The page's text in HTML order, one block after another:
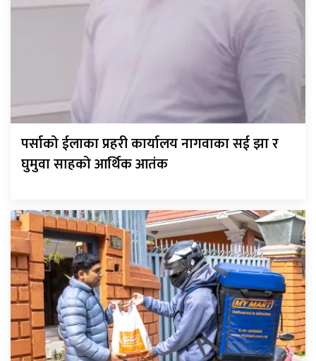
पर्साको ईलाका प्रहरी कार्यालय नागवाका सई झा र
घुमुवा साहको आर्थिक आतंक